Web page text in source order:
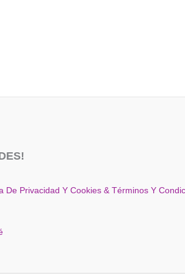
De Privacidad Y Cookies & Términos Y